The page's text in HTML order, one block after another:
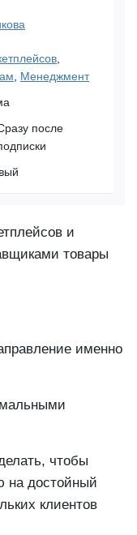
Менеджмент
после
и
товары
именно
чтобы
на достойный
клиентов